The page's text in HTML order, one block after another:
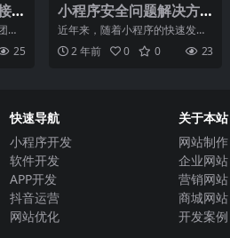
旗
通
25
小程序安全问题解决方
案，保障开发者和用户
的安全
近年来，随着小程序的快速发
展，其安全问题也日益凸显。开
发者和用户对小程序的安全性
2 年前 0 0 23
快速导航
小程序开发
软件开发
APP开发
抖音运营
网站优化
关于本站
网站制作
企业网站
营销网站
商城网站
开发案例